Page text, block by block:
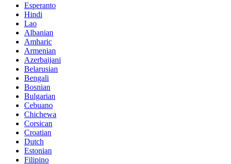
Esperanto
Hindi
Lao
Albanian
Amharic
Armenian
Azerbaijani
Belarusian
Bengali
Bosnian
Bulgarian
Cebuano
Chichewa
Corsican
Croatian
Dutch
Estonian
Filipino